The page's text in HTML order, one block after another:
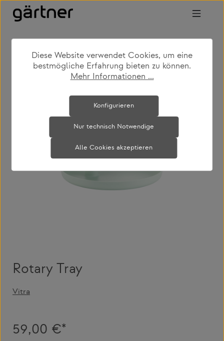
Zum Hauptinhalt springen
shop produkte
accessoires
küchenaccessoires
Bildergalerie überspringen
Rotary Tray
Vitra
59,00 €*
Diese Website verwendet Cookies, um eine
bestmögliche Erfahrung bieten zu können.
Mehr Informationen ...
Nur technisch Notwendige
Konfigurieren
Alle Cookies akzeptieren